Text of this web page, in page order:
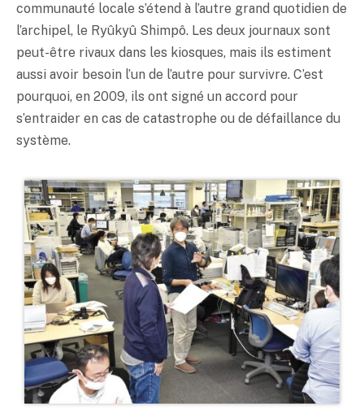
communauté locale s’étend à l’autre grand quotidien de
l’archipel, le Ryûkyû Shimpô. Les deux journaux sont
peut-être rivaux dans les kiosques, mais ils estiment
aussi avoir besoin l’un de l’autre pour survivre. C’est
pourquoi, en 2009, ils ont signé un accord pour
s’entraider en cas de catastrophe ou de défaillance du
système.